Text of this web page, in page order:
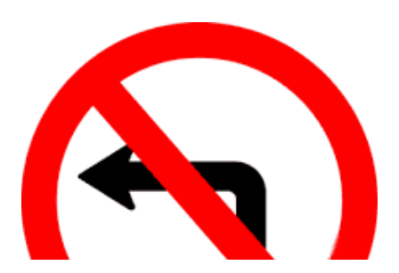
torno de dezenas de anos, cessando com a causa perdida
pelo requerente já desencarnado.